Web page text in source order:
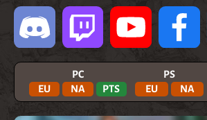
PC
EU
NA PTS
PS
EU
NA